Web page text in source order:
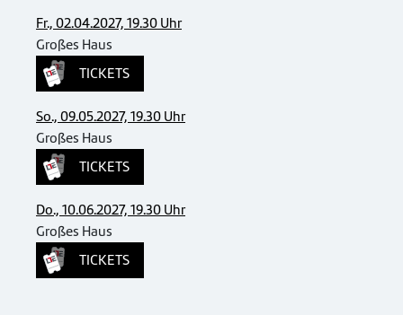
Fr., 02.04.2027, 19.30 Uhr
Großes Haus
TICKETS
So., 09.05.2027, 19.30 Uhr
Großes Haus
TICKETS
Do., 10.06.2027, 19.30 Uhr
Großes Haus
TICKETS